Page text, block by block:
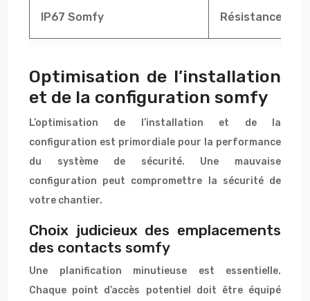
IP67 Somfy Résistance aux
Optimisation de l’installation
et de la configuration somfy
L’optimisation de l’installation et de la
configuration est primordiale pour la performance
du système de sécurité. Une mauvaise
configuration peut compromettre la sécurité de
votre chantier.
Choix judicieux des emplacements
des contacts somfy
Une planification minutieuse est essentielle.
Chaque point d’accès potentiel doit être équipé